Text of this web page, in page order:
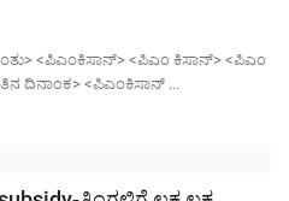
<ಪಿಎಂಕಿಸಾನ್> <ಪಿಎಂ ಕಿಸಾನ್> <ಪಿಎಂ
ದಿನಾಂಕ> <ಪಿಎಂಕಿಸಾನ್ ...